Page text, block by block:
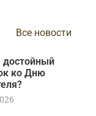
Все новости
достойный
ко Дню